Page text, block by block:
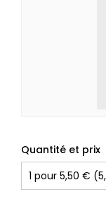
Quantité et prix